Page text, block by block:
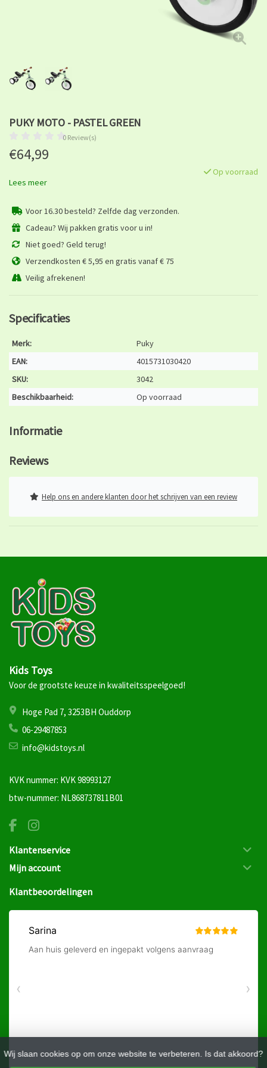
Wij slaan cookies op om onze website te verbeteren. Is dat akkoord?
PUKY MOTO - PASTEL GREEN
0 Review(s)
€64,99
Op voorraad
Lees meer
Voor 16.30 besteld? Zelfde dag verzonden.
Cadeau? Wij pakken gratis voor u in!
Niet goed? Geld terug!
Verzendkosten € 5,95 en gratis vanaf € 75
Veilig afrekenen!
Specificaties
Merk:
Puky
EAN:
4015731030420
SKU:
3042
Beschikbaarheid:
Op voorraad
Informatie
Reviews
Help ons en andere klanten door het schrijven van een review
Kids Toys
Voor de grootste keuze in kwaliteitsspeelgoed!
Hoge Pad 7, 3253BH Ouddorp
06-29487853
info@kidstoys.nl
KVK nummer: KVK 98993127
btw-nummer: NL868737811B01
Klantenservice
Mijn account
Klantbeoordelingen